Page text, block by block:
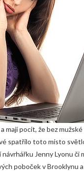
mají pocit, že bez
spatřilo toto místo
Jenny Lyonu
poboček v Brooklynu